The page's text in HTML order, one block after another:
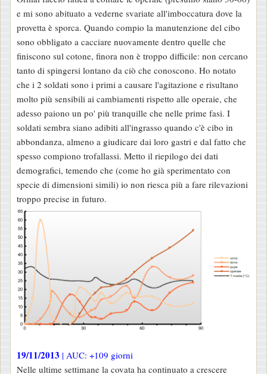
e mi sono abituato a vederne svariate all'imboccatura dove la
provetta è sporca. Quando compio la manutenzione del cibo
sono obbligato a cacciare nuovamente dentro quelle che
finiscono sul cotone, finora non è troppo difficile: non cercano
tanto di spingersi lontano da ciò che conoscono. Ho notato
che i 2 soldati sono i primi a causare l'agitazione e risultano
molto più sensibili ai cambiamenti rispetto alle operaie, che
adesso paiono un po' più tranquille che nelle prime fasi. I
soldati sembra siano adibiti all'ingrasso quando c'è cibo in
abbondanza, almeno a giudicare dai loro gastri e dal fatto che
spesso compiono trofallassi. Metto il riepilogo dei dati
demografici, temendo che (come ho già sperimentato con
specie di dimensioni simili) io non riesca più a fare rilevazioni
troppo precise in futuro.
19/11/2013 | AUC: +109 giorni
Nelle ultime settimane la covata ha continuato a crescere